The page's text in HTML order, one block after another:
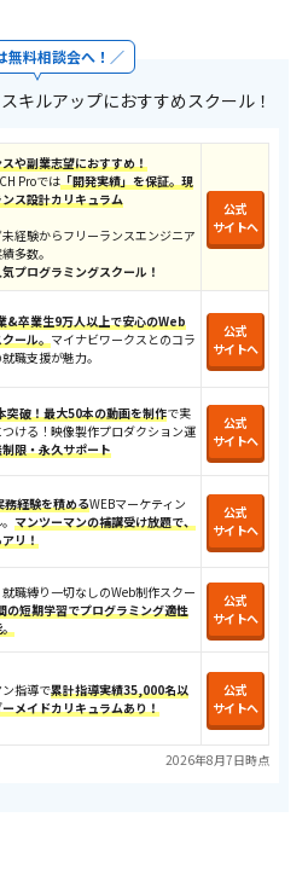
無料相談会へ！
キルアップにおすすめスクール！
や副業志望におすすめ！
Proでは「開発実績」を保証。現
ス設計カリキュラム
経験からフリーランスエンジニア
多数。
プログラミングスクール！
公式
サイトへ
&卒業生9万人以上で安心のWeb
ール。マイナビワークスとのコラ
職支援が魅力。
公式
サイトへ
突破！最大50本の動画を制作で実
ける​！​映像製作プロダクション運
限・永久サポート
公式
サイトへ
務経験を積めるWEBマーケティン
マンツーマンの補講受け放題で、
リ！
公式
サイトへ
就職縛り一切なしのWeb制作スクー
の短期学習でプログラミング適性
公式
サイトへ
指導で累計指導実績35,000名以
メイドカリキュラムあり！
公式
サイトへ
2026年8月7日時点